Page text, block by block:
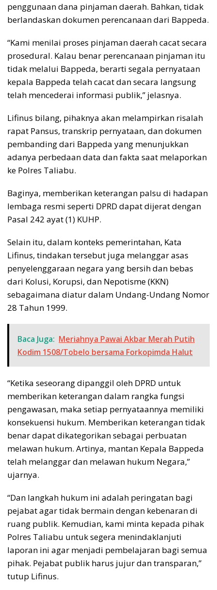
penggunaan dana pinjaman daerah. Bahkan, tidak
berlandaskan dokumen perencanaan dari Bappeda.
“Kami menilai proses pinjaman daerah cacat secara
prosedural. Kalau benar perencanaan pinjaman itu
tidak melalui Bappeda, berarti segala pernyataan
kepala Bappeda telah cacat dan secara langsung
telah mencederai informasi publik,” jelasnya.
Lifinus bilang, pihaknya akan melampirkan risalah
rapat Pansus, transkrip pernyataan, dan dokumen
pembanding dari Bappeda yang menunjukkan
adanya perbedaan data dan fakta saat melaporkan
ke Polres Taliabu.
Baginya, memberikan keterangan palsu di hadapan
lembaga resmi seperti DPRD dapat dijerat dengan
Pasal 242 ayat (1) KUHP.
Selain itu, dalam konteks pemerintahan, Kata
Lifinus, tindakan tersebut juga melanggar asas
penyelenggaraan negara yang bersih dan bebas
dari Kolusi, Korupsi, dan Nepotisme (KKN)
sebagaimana diatur dalam Undang-Undang Nomor
28 Tahun 1999.
Baca Juga: Meriahnya Pawai Akbar Merah Putih
Kodim 1508/Tobelo bersama Forkopimda Halut
“Ketika seseorang dipanggil oleh DPRD untuk
memberikan keterangan dalam rangka fungsi
pengawasan, maka setiap pernyataannya memiliki
konsekuensi hukum. Memberikan keterangan tidak
benar dapat dikategorikan sebagai perbuatan
melawan hukum. Artinya, mantan Kepala Bappeda
telah melanggar dan melawan hukum Negara,”
ujarnya.
“Dan langkah hukum ini adalah peringatan bagi
pejabat agar tidak bermain dengan kebenaran di
ruang publik. Kemudian, kami minta kepada pihak
Polres Taliabu untuk segera menindaklanjuti
laporan ini agar menjadi pembelajaran bagi semua
pihak. Pejabat publik harus jujur dan transparan,”
tutup Lifinus.